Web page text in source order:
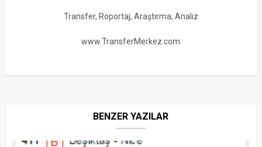
Transfer, Röportaj, Araştırma, Analiz
www.TransferMerkez.com
BENZER YAZILAR